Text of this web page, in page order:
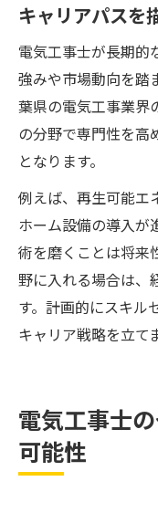
キャリアパスを
電気工事士が長期的
強みや市場動向を踏
葉県の電気工事業界
の分野で専門性を高
となります。
例えば、再生可能エ
ホーム設備の導入が
術を磨くことは将来
野に入れる場合は、
す。計画的にスキル
キャリア戦略を立て
電気工事士
可能性